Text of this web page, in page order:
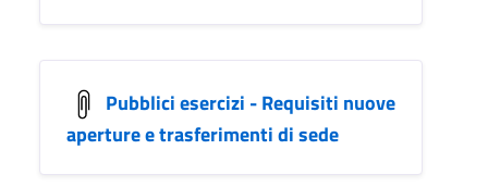
Pubblici esercizi - Requisiti nuove
aperture e trasferimenti di sede